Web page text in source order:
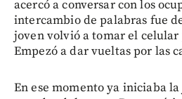
acercó a conversar con los
intercambio de palabras fue
joven volvió a tomar el
Empezó a dar vueltas por las
En ese momento ya iniciaba